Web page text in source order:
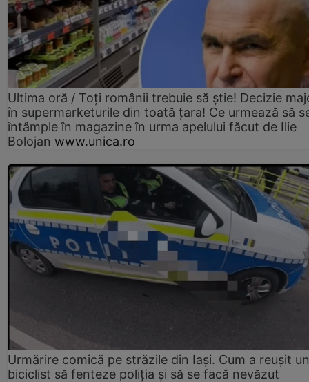
Ultima oră / Toți românii trebuie să știe! Decizie
în supermarketurile din toată țara! Ce urmează să
întâmple în magazine în urma apelului făcut de Ilie
Bolojan www.unica.ro
Urmărire comică pe străzile din Iași. Cum a reușit un
biciclist să fenteze poliția și să se facă nevăzut